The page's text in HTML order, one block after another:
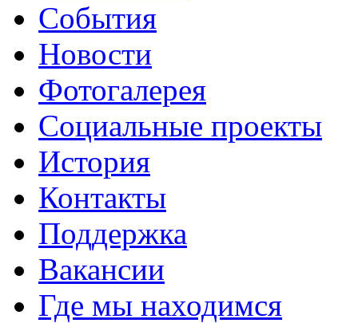
События
Новости
Фотогалерея
Социальные проекты
История
Контакты
Поддержка
Вакансии
Где мы находимся